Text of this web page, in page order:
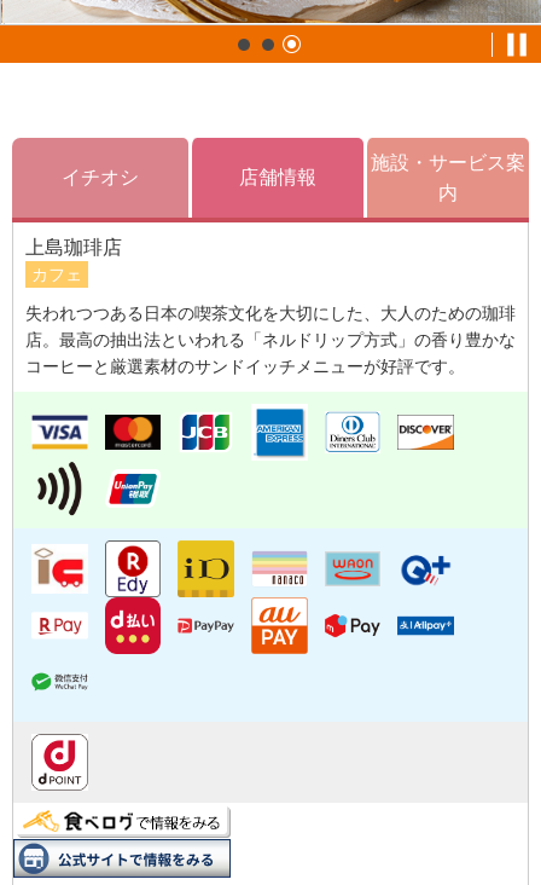
イチオシ 店舗情報
施設・サービス案
内
上島珈琲店
カフェ
失われつつある日本の喫茶文化を大切にした、大人のための珈琲
店。最高の抽出法といわれる「ネルドリップ方式」の香り豊かな
コーヒーと厳選素材のサンドイッチメニューが好評です。